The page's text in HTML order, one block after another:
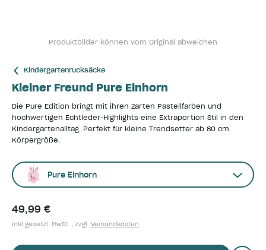
Produktbilder können vom Original abweichen
Kindergartenrucksäcke
Kleiner Freund Pure Einhorn
Die Pure Edition bringt mit ihren zarten Pastellfarben und
hochwertigen Echtleder-Highlights eine Extraportion Stil in den
Kindergartenalltag. Perfekt für kleine Trendsetter ab 80 cm
Körpergröße.
Pure Einhorn
49,99 €
inkl gesetzl. MwSt. , zzgl. Versandkosten